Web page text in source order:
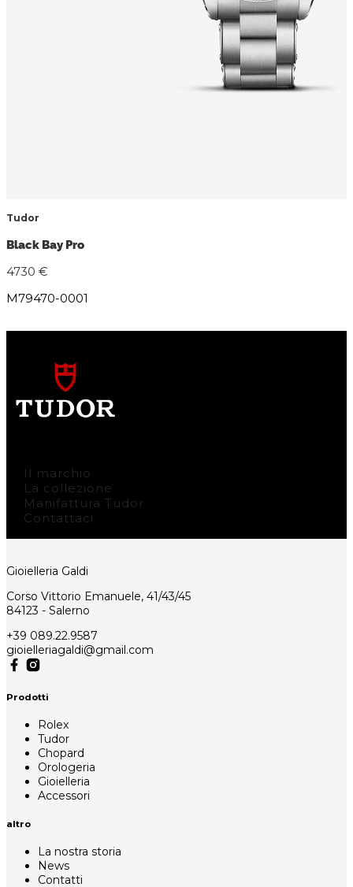
Tudor
Black Bay Pro
4730 €
M79470-0001
Il marchio
La collezione
Manifattura Tudor
Contattaci
Gioielleria Galdi
Corso Vittorio Emanuele, 41/43/45
84123 - Salerno
+39 089.22.9587
gioielleriagaldi@gmail.com
Prodotti
Rolex
Tudor
Chopard
Orologeria
Gioielleria
Accessori
altro
La nostra storia
News
Contatti